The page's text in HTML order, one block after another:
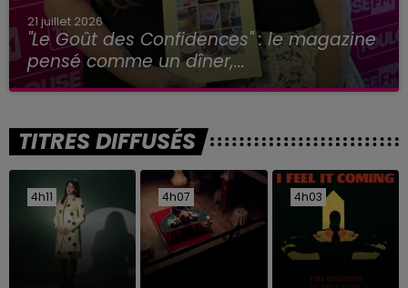
21 juillet 2026
"Le Goût des Confidences" : le magazine
pensé comme un dîner,...
TITRES DIFFUSÉS
4h11
4h11 4h07
4h07 4h03
4h03